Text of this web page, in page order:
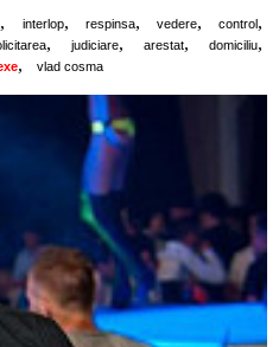
, interlop, respinsa, vedere, control ,
, judiciare, arestat, domiciliu,
, vlad cosma